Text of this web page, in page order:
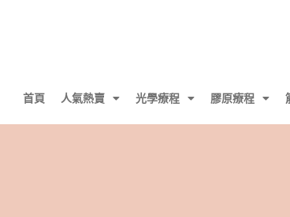
首頁 人氣熱賣 光學療程 膠原療程